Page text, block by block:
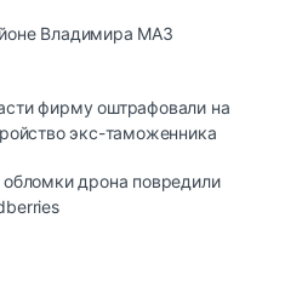
Владимира МАЗ
фирму оштрафовали на
экс-таможенника
обломки дрона повредили